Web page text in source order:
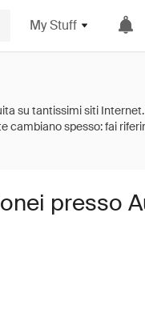
My Stuff
presso